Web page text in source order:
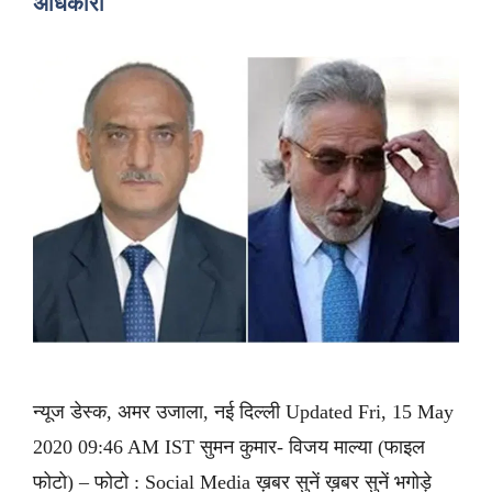
न्यूज डेस्क, अमर उजाला, नई दिल्ली Updated Fri, 15 May
2020 09:46 AM IST सुमन कुमार- विजय माल्या (फाइल
फोटो) – फोटो : Social Media ख़बर सुनें ख़बर सुनें भगोड़े